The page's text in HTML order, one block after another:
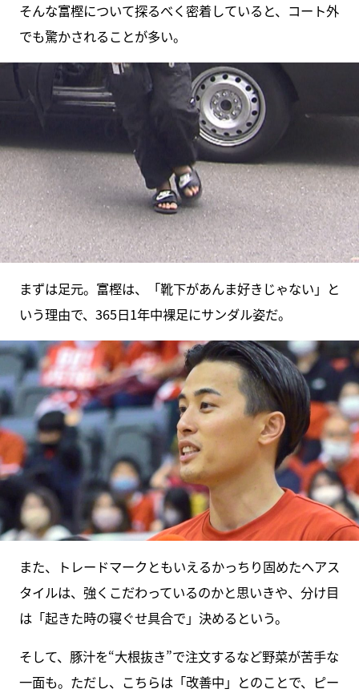
そんな富樫について探るべく密着していると、コート外
でも驚かされることが多い。
まずは足元。富樫は、「靴下があんま好きじゃない」と
いう理由で、365日1年中裸足にサンダル姿だ。
また、トレードマークともいえるかっちり固めたヘアス
タイルは、強くこだわっているのかと思いきや、分け目
は「起きた時の寝ぐせ具合で」決めるという。
そして、豚汁を“大根抜き”で注文するなど野菜が苦手な
一面も。ただし、こちらは「改善中」とのことで、ピー